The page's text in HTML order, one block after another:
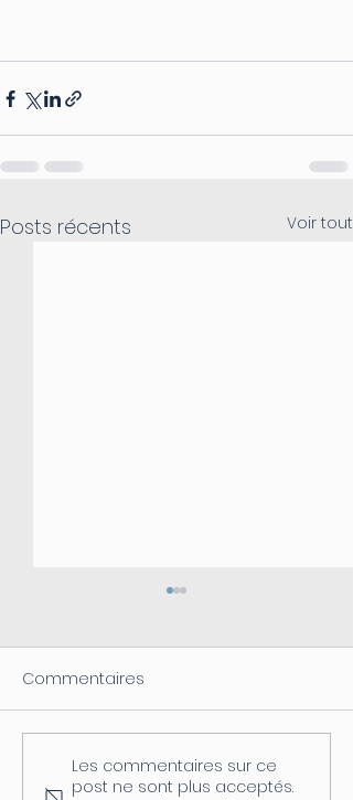
Posts récents Voir tout
Coupure d'électricité le
Commentaires
Les commentaires sur ce
post ne sont plus acceptés.